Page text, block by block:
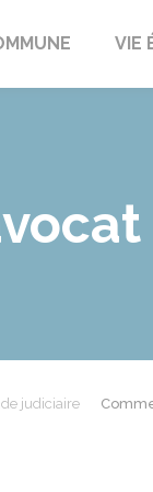
VIE
judiciaire